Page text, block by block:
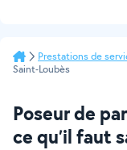
Prestations de
Saint-Loubès
Poseur de
ce qu’il faut